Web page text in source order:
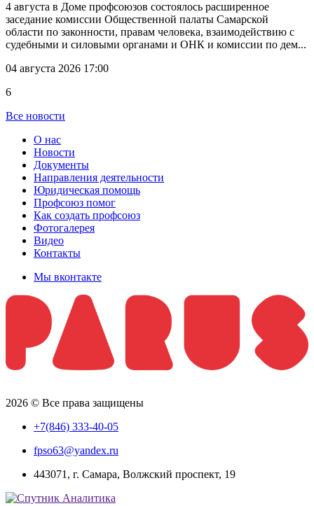
4 августа в Доме профсоюзов состоялось расширенное
заседание комиссии Общественной палаты Самарской
области по законности, правам человека, взаимодействию с
судебными и силовыми органами и ОНК и комиссии по дем...
04 августа 2026 17:00
6
Все новости
О нас
Новости
Документы
Направления деятельности
Юридическая помощь
Профсоюз помог
Как создать профсоюз
Фотогалерея
Видео
Контакты
Мы вконтакте
2026 © Все права защищены
+7(846) 333-40-05
fpso63@yandex.ru
443071, г. Самара, Волжский проспект, 19